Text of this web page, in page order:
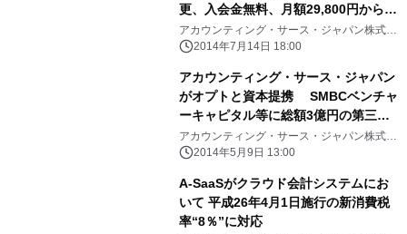
更、入会金無料、月額29,800円から利
用可能に
アカウンティング・サース・ジャパン株式会
社 2014年7月14日 18:00
アカウンティング・サース・ジャパン
がオプトと資本提携 SMBCベンチャ
ーキャピタル等に総額3億円の第三者
割当増資 クラウド会計システム・ク
ラウド税務システムNo.1を目指す
アカウンティング・サース・ジャパン株式会
社 2014年5月9日 13:00
A-SaaSがクラウド会計システムにお
いて 平成26年4月1日施行の新消費税
率“8％”に対応